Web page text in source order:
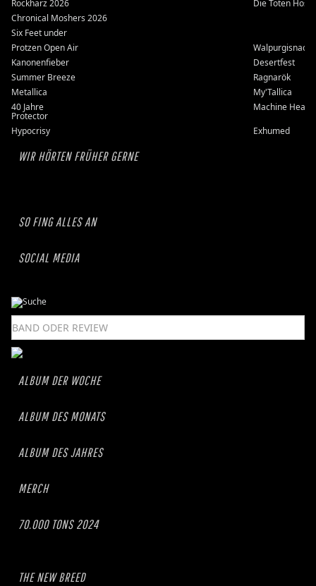
Rockharz 2026
Die Toten
Chronical Moshers 2026
Six Feet under
Protzen Open Air
Walpurgisnacht
Kanonenfieber
Desertfest
Summer Breeze
Ragnarök
Metallica
My'Tallica
40 Jahre
Protector
Machine Head
Hypocrisy
Exhumed
WIR HÖRTEN FRÜHER GERNE
SO FING ALLES AN
SOCIAL MEDIA
ALBUM DER WOCHE
ALBUM DES MONATS
ALBUM DES JAHRES
MERCH
70.000 TONS 2024
THE NEW BREED